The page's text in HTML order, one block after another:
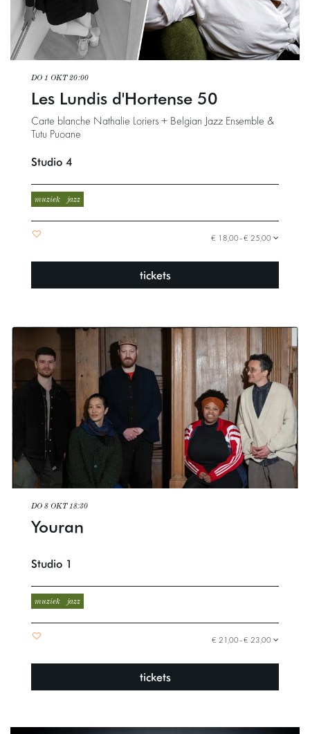
Les Lundis d'Hortense 50
Carte blanche Nathalie Loriers + Belgian Jazz Ensemble &
Tutu Puoane
DO 1 OKT20:00
Studio 4
muziek jazz
€ 18,00–€ 25,00
tickets
Youran
DO 8 OKT18:30
Studio 1
muziek jazz
€ 21,00–€ 23,00
tickets